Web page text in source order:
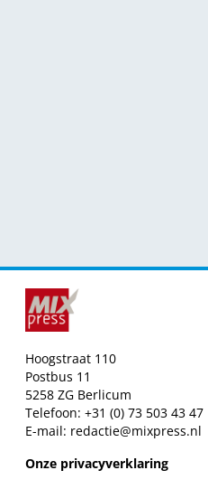
Hoogstraat 110
Postbus 11
5258 ZG Berlicum
Telefoon: +31 (0) 73 503 43 47
E-mail: redactie@mixpress.nl
Onze privacyverklaring